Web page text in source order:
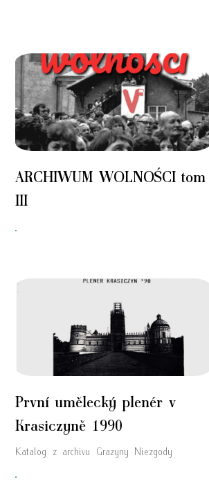
ARCHIWUM WOLNOŚCI tom
III
"
První umělecký plenér v
Krasiczyně 1990
Katalog z archivu Grazyny Niezgody
"